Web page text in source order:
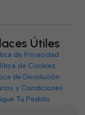
Útiles
de Privacidad
de Cookies
de Devolución
y Condiciones
Tu Pedido